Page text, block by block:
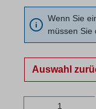
Wenn Sie
müssen Sie
Auswahl
Produkt